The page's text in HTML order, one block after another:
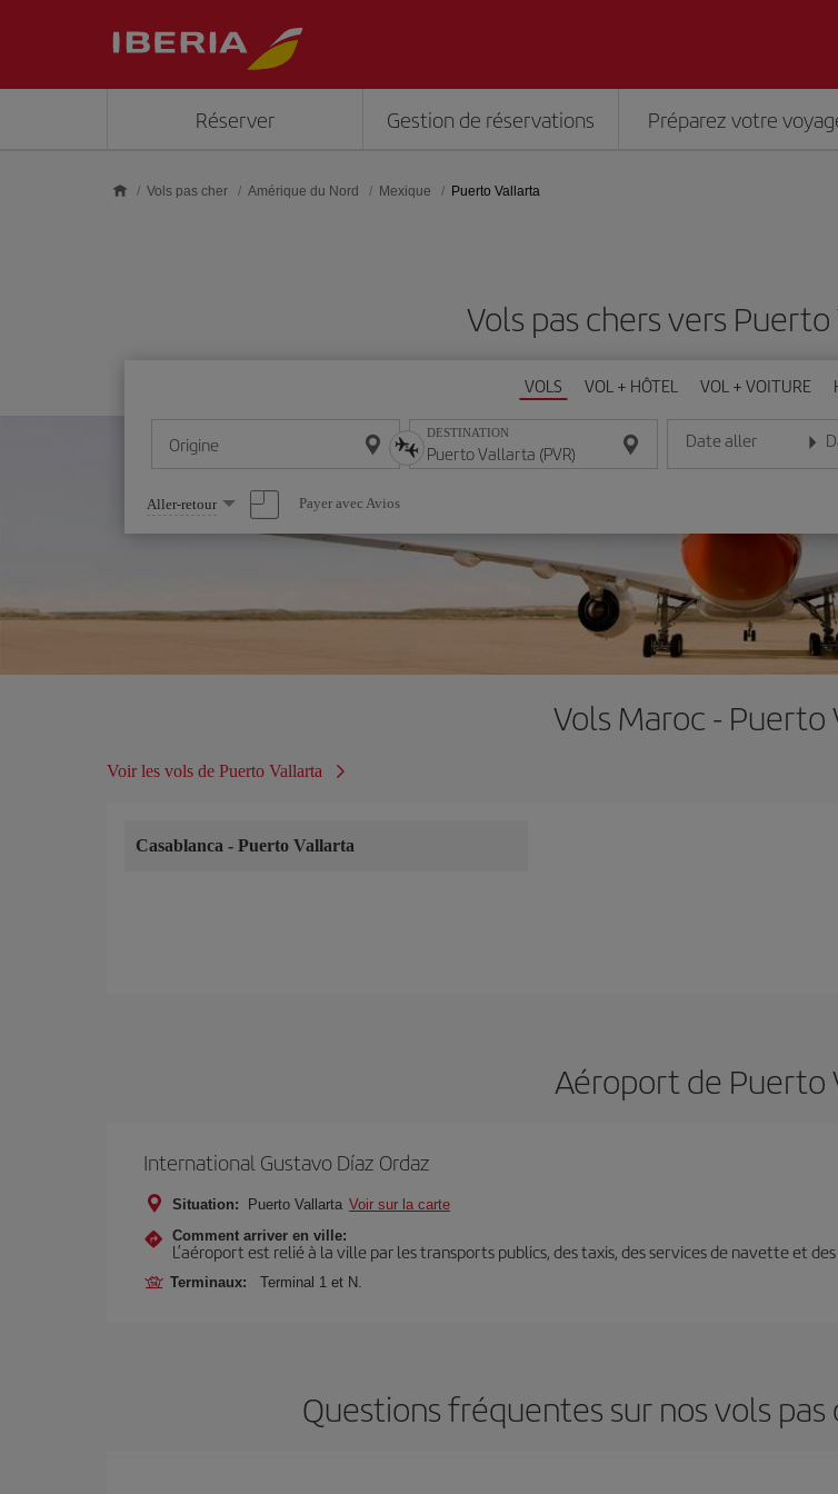
Réserver Gestion de réservations Préparez votre
Vols pas cher Amérique du Nord Mexique Puerto Vallarta
Vols pas chers vers
VOLS VOL + HÔTEL VOL + VOITURE
Origine DESTINATION Date aller
Entrez la date au format
Sélectionnez
une
option
Aller-retour Payer avec Avios
Vols Maroc - Puerto
Voir les vols de Puerto Vallarta
Casablanca - Puerto Vallarta
Aéroport de Puerto
International Gustavo Díaz Ordaz
Situation: Puerto Vallarta Voir sur la carte
Comment arriver en ville:
L’aéroport est relié à la ville par les transports publics, des taxis, des services de navette et
Terminaux: Terminal 1 et N.
Questions fréquentes sur nos vols